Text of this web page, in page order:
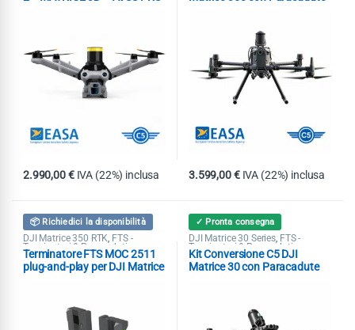
2.990,00€ IVA (22%) inclusa 3.599,00€ IVA (22%) inclusa
📦 Richiedici la disponibilità
DJI Matrice 350 RTK, FTS -
Terminatori & Paracaduti
Terminatore FTS MOC 2511
plug-and-play per DJI Matrice
✓ Pronta consegna
DJI Matrice 30 Series, FTS -
Terminatori & Paracaduti
Kit Conversione C5 DJI
Matrice 30 con Paracadute